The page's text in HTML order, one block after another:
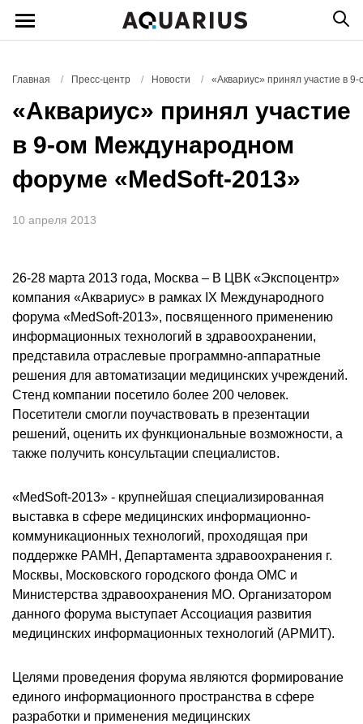
Главная / Пресс-центр / Новости / «Аквариус» принял участие в
«Аквариус» принял участие
в 9-ом Международном
форуме «MedSoft-2013»
10 апреля 2013
26-28 марта 2013 года, Москва – В ЦВК «Экспоцентр»
компания «Аквариус» в рамках IX Международного
форума «MedSoft-2013», посвященного применению
информационных технологий в здравоохранении,
представила отраслевые программно-аппаратные
решения для автоматизации медицинских учреждений.
Стенд компании посетило более 200 человек.
Посетители смогли поучаствовать в презентации
решений, оценить их функциональные возможности, а
также получить консультации специалистов.
«MedSoft-2013» - крупнейшая специализированная
выставка в сфере медицинских информационно-
коммуникационных технологий, проходящая при
поддержке РАМН, Департамента здравоохранения г.
Москвы, Московского городского фонда ОМС и
Министерства здравоохранения МО. Организатором
данного форума выступает Ассоциация развития
медицинских информационных технологий (АРМИТ).
Целями проведения форума являются формирование
единого информационного пространства в сфере
разработки и применения медицинских